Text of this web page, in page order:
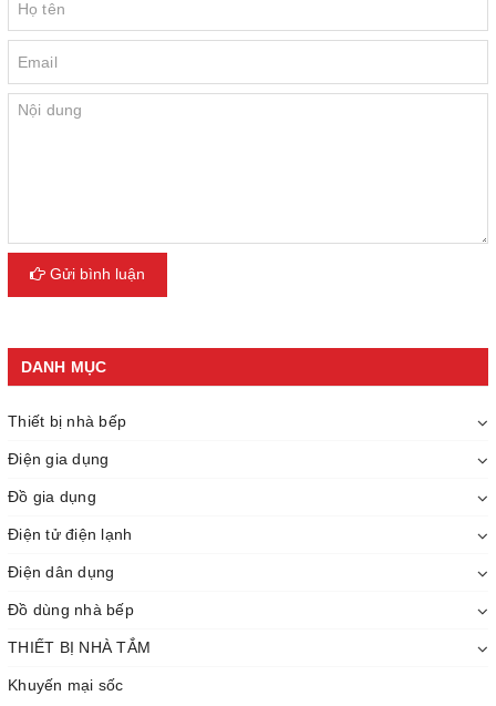
Gửi bình luận
DANH MỤC
Thiết bị nhà bếp
Điện gia dụng
Đồ gia dụng
Điện tử điện lạnh
Điện dân dụng
Đồ dùng nhà bếp
THIẾT BỊ NHÀ TẮM
Khuyến mại sốc